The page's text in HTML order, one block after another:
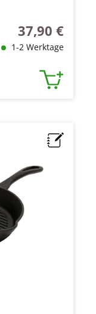
Regulärer Preis:
37,90 €
1-2 Werktage